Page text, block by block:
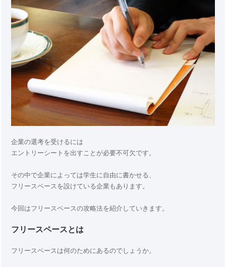
企業の選考を受けるには
エントリーシートを出すことが必要不可欠です。
その中で企業によっては学生に自由に書かせる、
フリースペースを設けている企業もあります。
今回はフリースペースの攻略法を紹介していきます。
フリースペースとは
フリースペースは何のためにあるのでしょうか。